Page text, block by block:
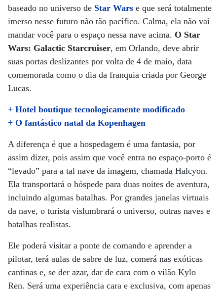
baseado no universo de Star Wars e que será totalmente
imerso nesse futuro não tão pacífico. Calma, ela não vai
mandar você para o espaço nessa nave acima. O Star
Wars: Galactic Starcruiser, em Orlando, deve abrir
suas portas deslizantes por volta de 4 de maio, data
comemorada como o dia da franquia criada por George
Lucas.
+ Hotel boutique tecnologicamente modificado
+ O fantástico natal da Kopenhagen
A diferença é que a hospedagem é uma fantasia, por
assim dizer, pois assim que você entra no espaço-porto é
“levado” para a tal nave da imagem, chamada Halcyon.
Ela transportará o hóspede para duas noites de aventura,
incluindo algumas batalhas. Por grandes janelas virtuais
da nave, o turista vislumbrará o universo, outras naves e
batalhas realistas.
Ele poderá visitar a ponte de comando e aprender a
pilotar, terá aulas de sabre de luz, comerá nas exóticas
cantinas e, se der azar, dar de cara com o vilão Kylo
Ren. Será uma experiência cara e exclusiva, com apenas